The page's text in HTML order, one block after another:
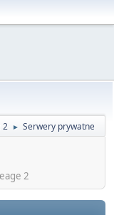
2 ► Serwery prywatne
2